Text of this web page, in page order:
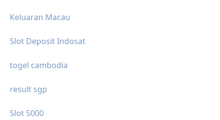
Keluaran Macau
Slot Deposit Indosat
togel cambodia
result sgp
Slot 5000